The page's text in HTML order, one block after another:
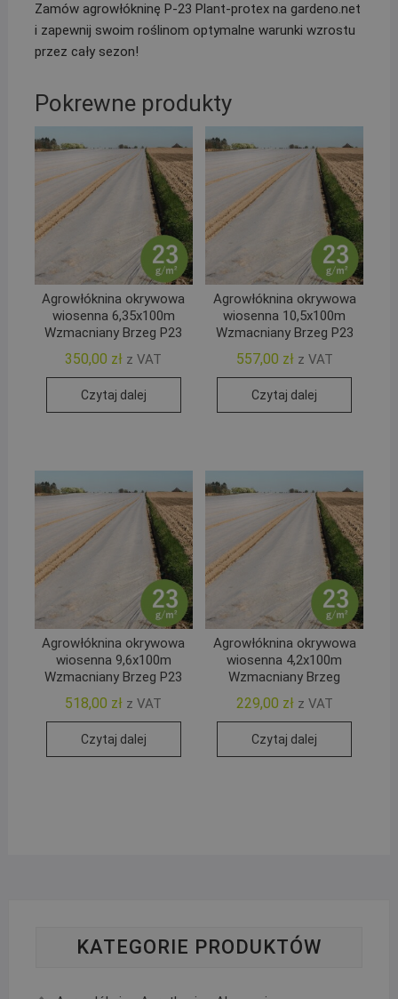
Zamów agrowłókninę P-23 Plant-protex na gardeno.net
i zapewnij swoim roślinom optymalne warunki wzrostu
przez cały sezon!
Pokrewne produkty
Agrowłóknina okrywowa
wiosenna 6,35x100m
Wzmacniany Brzeg P23
350,00 zł z VAT
Czytaj dalej
Agrowłóknina okrywowa
wiosenna 10,5x100m
Wzmacniany Brzeg P23
557,00 zł z VAT
Czytaj dalej
Agrowłóknina okrywowa
wiosenna 9,6x100m
Wzmacniany Brzeg P23
518,00 zł z VAT
Czytaj dalej
Agrowłóknina okrywowa
wiosenna 4,2x100m
Wzmacniany Brzeg
229,00 zł z VAT
Czytaj dalej
KATEGORIE PRODUKTÓW